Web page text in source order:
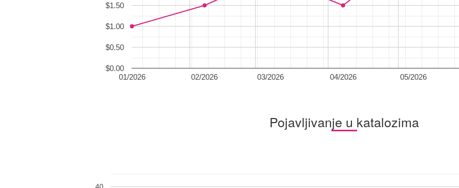
01/2026 02/2026 03/2026 04/2026 05/2026
$0.00
$0.50
$1.00
$1.50
Pojavljivanje u katalozima